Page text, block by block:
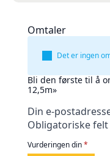
Omtaler
Det er ingen
Bli den første til å
12,5m»
Din e-
Obligatoriske
Vurderingen din*